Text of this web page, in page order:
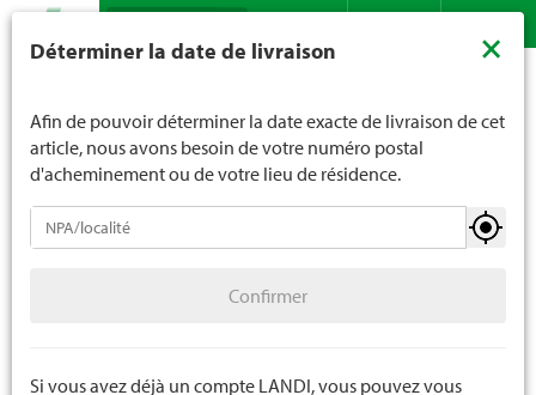
Recherche
4 pièces
Quincaillerie
Vis
Déterminer la date de livraison ×
Afin de pouvoir déterminer la date exacte de livraison de cet
article, nous avons besoin de votre numéro postal
d'acheminement ou de votre lieu de résidence.
Confirmer
Si vous avez déjà un compte LANDI, vous pouvez vous
moins de 16 ans. La limite d'âge est de 18 ans pour les
nous indiquez votre âge de manière contraignante.